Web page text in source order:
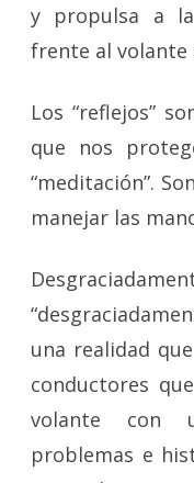
y propulsa a
frente al volante
Los “reflejos”
que nos
“meditación”.
manejar las
una realidad
conductores
volante con
problemas e